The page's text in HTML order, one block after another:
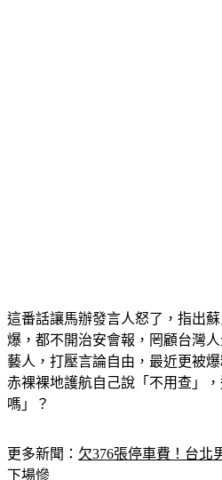
這番話讓馬辦發言人怒了，指出
爆，都不開治安會報，罔顧台灣
藝人，打壓言論自由，最近更被
赤裸裸地護航自己說「不用查」
更多新聞：